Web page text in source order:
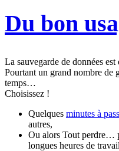
Du bon
La sauvegarde de données
Pourtant un grand nombre de
temps…
Choisissez !
Quelques minutes à
autres,
Ou alors Tout perdre…
longues heures de